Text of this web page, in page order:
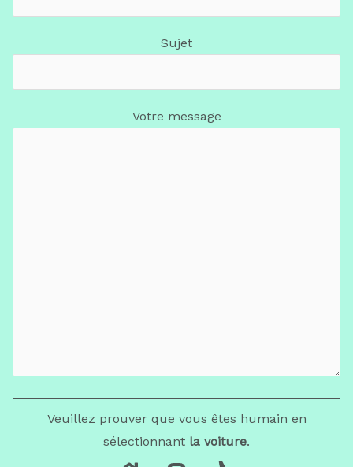
Sujet
Votre message
Veuillez prouver que vous êtes humain en
sélectionnant la voiture.